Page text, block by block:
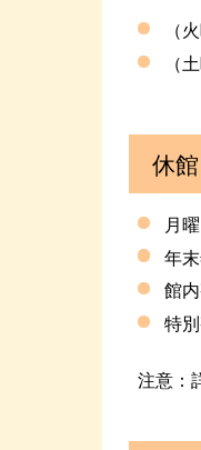
（
（
休館
月
年
館
特
注意：